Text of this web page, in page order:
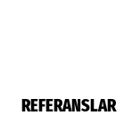
REFERANSLAR